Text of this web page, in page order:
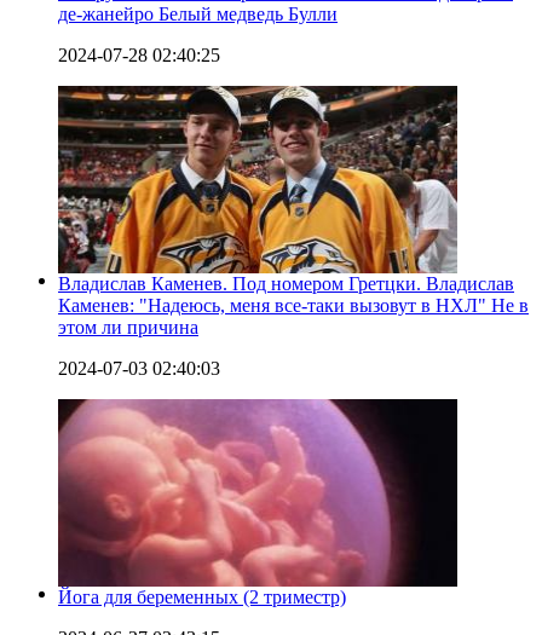
де-жанейро Белый медведь Булли
2024-07-28 02:40:25
Владислав Каменев. Под номером Гретцки. Владислав
Каменев: "Надеюсь, меня все-таки вызовут в НХЛ" Не в
этом ли причина
2024-07-03 02:40:03
Йога для беременных (2 триместр)